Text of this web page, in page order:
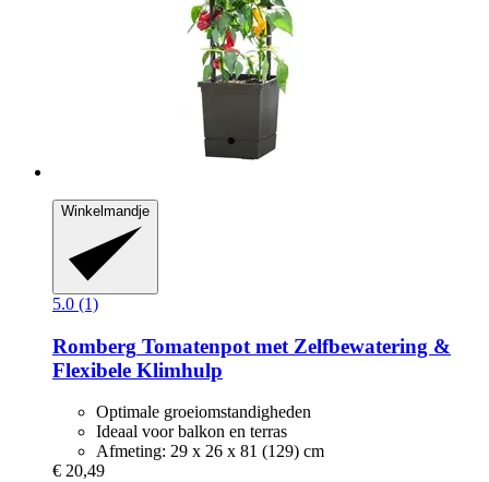
Winkelmandje
5.0 (1)
Romberg Tomatenpot met Zelfbewatering &
Flexibele Klimhulp
Optimale groeiomstandigheden
Ideaal voor balkon en terras
Afmeting: 29 x 26 x 81 (129) cm
€ 20,49